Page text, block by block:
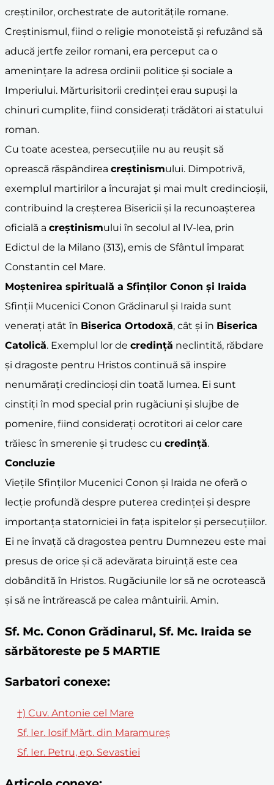
creștinilor, orchestrate de autoritățile romane.
Creștinismul, fiind o religie monoteistă și refuzând să
aducă jertfe zeilor romani, era perceput ca o
amenințare la adresa ordinii politice și sociale a
Imperiului. Mărturisitorii credinței erau supuși la
chinuri cumplite, fiind considerați trădători ai statului
roman.
Cu toate acestea, persecuțiile nu au reușit să
oprească răspândirea creștinismului. Dimpotrivă,
exemplul martirilor a încurajat și mai mult credincioșii,
contribuind la creșterea Bisericii și la recunoașterea
oficială a creștinismului în secolul al IV-lea, prin
Edictul de la Milano (313), emis de Sfântul împarat
Constantin cel Mare.
Moștenirea spirituală a Sfinților Conon și Iraida
Sfinții Mucenici Conon Grădinarul și Iraida sunt
venerați atât în Biserica Ortodoxă, cât și în Biserica
Catolică. Exemplul lor de credință neclintită, răbdare
și dragoste pentru Hristos continuă să inspire
nenumărați credincioși din toată lumea. Ei sunt
cinstiți în mod special prin rugăciuni și slujbe de
pomenire, fiind considerați ocrotitori ai celor care
trăiesc în smerenie și trudesc cu credință.
Concluzie
Viețile Sfinților Mucenici Conon și Iraida ne oferă o
lecție profundă despre puterea credinței și despre
importanța statorniciei în fața ispitelor și persecuțiilor.
Ei ne învață că dragostea pentru Dumnezeu este mai
presus de orice și că adevărata biruință este cea
dobândită în Hristos. Rugăciunile lor să ne ocrotească
și să ne întrărească pe calea mântuirii. Amin.
Sf. Mc. Conon Grădinarul, Sf. Mc. Iraida se
sărbătoreste pe 5 MARTIE
Sarbatori conexe:
†) Cuv. Antonie cel Mare
Sf. Ier. Iosif Mărt. din Maramureș
Sf. Ier. Petru, ep. Sevastiei